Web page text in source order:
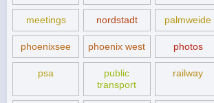
meetings nordstadt palmweide
phoenixsee phoenix west photos
psa
public
transport
railway